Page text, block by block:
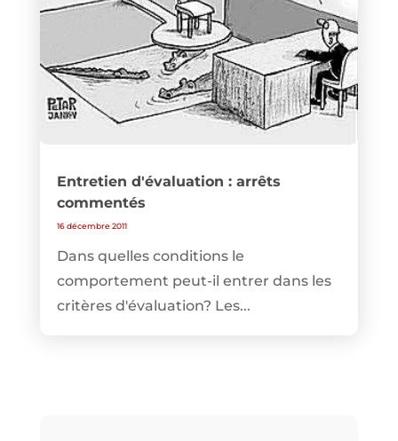
Entretien d'évaluation : arrêts
commentés
16 décembre 2011
Dans quelles conditions le
comportement peut-il entrer dans les
critères d'évaluation? Les...